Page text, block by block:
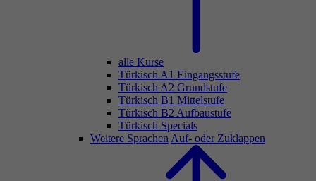
alle Kurse
Türkisch A1 Eingangsstufe
Türkisch A2 Grundstufe
Türkisch B1 Mittelstufe
Türkisch B2 Aufbaustufe
Türkisch Specials
Weitere Sprachen Auf- oder Zuklappen